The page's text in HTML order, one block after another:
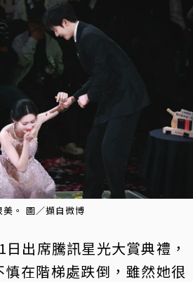
。 圖／擷自微博
日出席騰訊星光大賞典禮，
在階梯處跌倒，雖然她很